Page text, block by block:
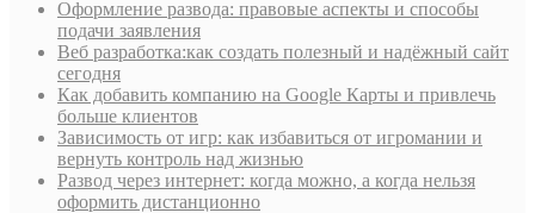
Оформление развода: правовые аспекты и способы
подачи заявления
Веб разработка:как создать полезный и надёжный сайт
сегодня
Как добавить компанию на Google Карты и привлечь
больше клиентов
Зависимость от игр: как избавиться от игромании и
вернуть контроль над жизнью
Развод через интернет: когда можно, а когда нельзя
оформить дистанционно